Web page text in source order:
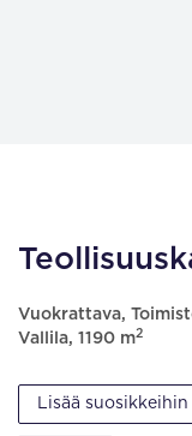
Vuokrattava,
Vallila, 1190 m2
Lisää suosikkeihin